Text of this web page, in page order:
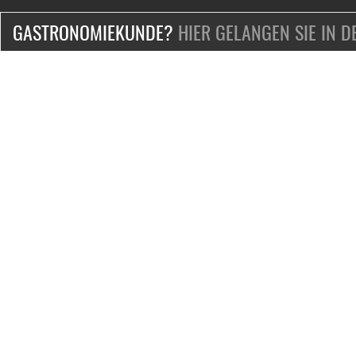
GASTRONOMIEKUNDE? HIER GELANGEN SIE IN